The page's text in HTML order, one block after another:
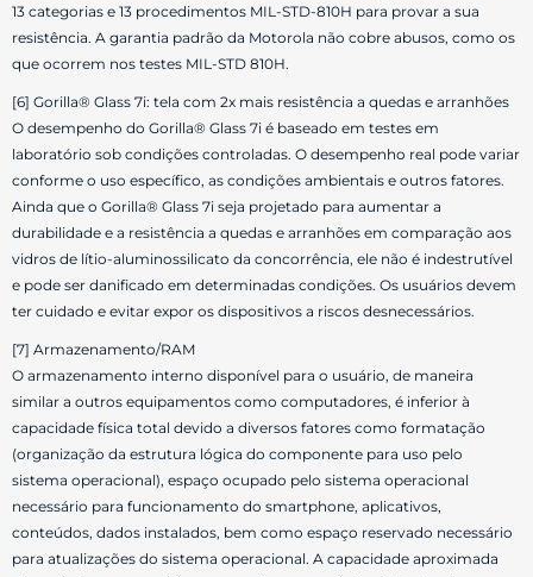
13 categorias e 13 procedimentos MIL-STD-810H para provar a sua
resistência. A garantia padrão da Motorola não cobre abusos, como os
que ocorrem nos testes MIL-STD 810H.
[6] Gorilla® Glass 7i: tela com 2x mais resistência a quedas e arranhões
O desempenho do Gorilla® Glass 7i é baseado em testes em
laboratório sob condições controladas. O desempenho real pode variar
conforme o uso específico, as condições ambientais e outros fatores.
Ainda que o Gorilla® Glass 7i seja projetado para aumentar a
durabilidade e a resistência a quedas e arranhões em comparação aos
vidros de lítio-aluminossilicato da concorrência, ele não é indestrutível
e pode ser danificado em determinadas condições. Os usuários devem
ter cuidado e evitar expor os dispositivos a riscos desnecessários.
[7] Armazenamento/RAM
O armazenamento interno disponível para o usuário, de maneira
similar a outros equipamentos como computadores, é inferior à
capacidade física total devido a diversos fatores como formatação
(organização da estrutura lógica do componente para uso pelo
sistema operacional), espaço ocupado pelo sistema operacional
necessário para funcionamento do smartphone, aplicativos,
conteúdos, dados instalados, bem como espaço reservado necessário
para atualizações do sistema operacional. A capacidade aproximada